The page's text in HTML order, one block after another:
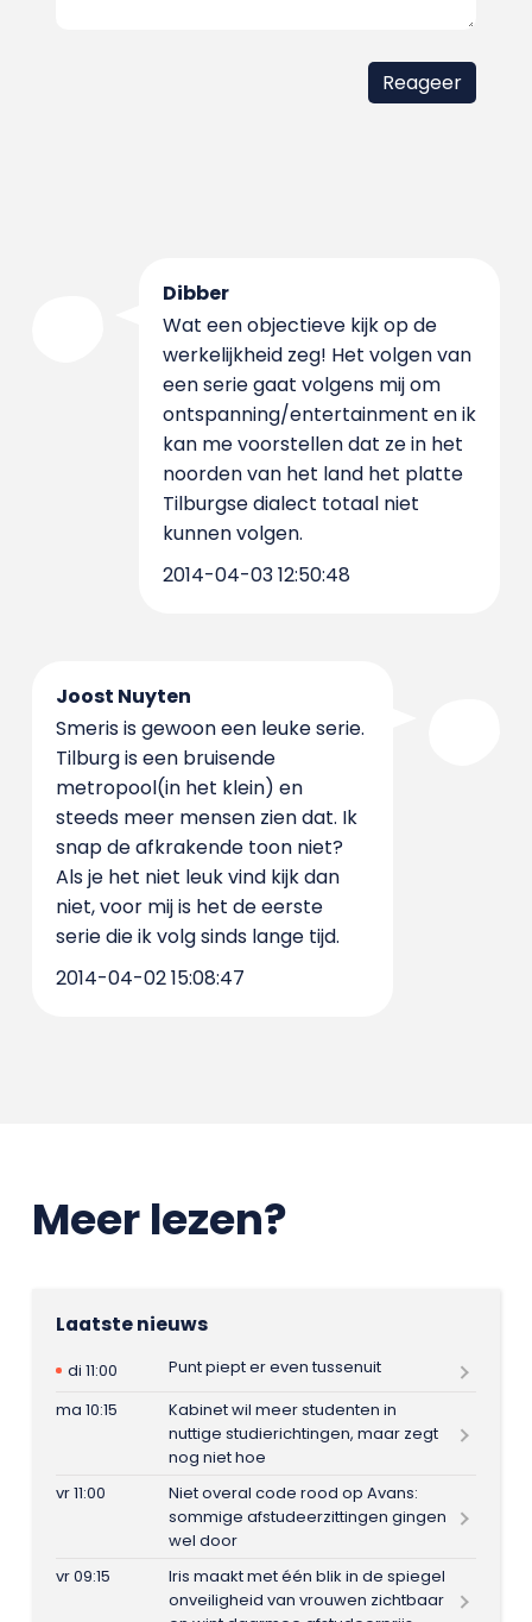
Dibber
Wat een objectieve kijk op de
werkelijkheid zeg! Het volgen van
een serie gaat volgens mij om
ontspanning/entertainment en ik
kan me voorstellen dat ze in het
noorden van het land het platte
Tilburgse dialect totaal niet
kunnen volgen.
2014-04-03 12:50:48
Joost Nuyten
Smeris is gewoon een leuke serie.
Tilburg is een bruisende
metropool(in het klein) en
steeds meer mensen zien dat. Ik
snap de afkrakende toon niet?
Als je het niet leuk vind kijk dan
niet, voor mij is het de eerste
serie die ik volg sinds lange tijd.
2014-04-02 15:08:47
Meer lezen?
Laatste nieuws
di 11:00
Punt piept er even tussenuit
ma 10:15
Kabinet wil meer studenten in
nuttige studierichtingen, maar zegt
nog niet hoe
vr 11:00
Niet overal code rood op Avans:
sommige afstudeerzittingen gingen
wel door
vr 09:15
Iris maakt met één blik in de spiegel
onveiligheid van vrouwen zichtbaar